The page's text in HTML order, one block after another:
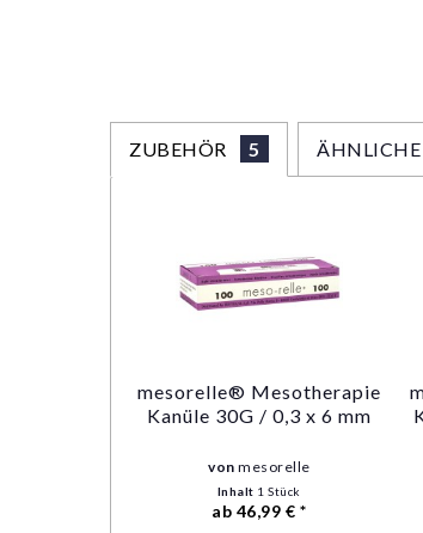
ZUBEHÖR 5
mesorelle® Mesotherapie
Kanüle 30G / 0,3 x 6 mm
vonmesorelle
Inhalt 1 Stück
ab 46,99 € *